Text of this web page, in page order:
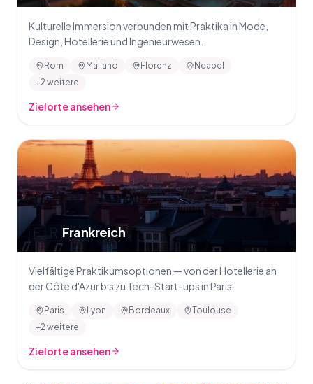
Kulturelle Immersion verbunden mit Praktika in Mode,
Design, Hotellerie und Ingenieurwesen.
Rom Mailand Florenz
Neapel
+2 weitere
Zielorte ansehen
🇫🇷 Frankreich
Vielfältige Praktikumsoptionen — von der Hotellerie an
der Côte d'Azur bis zu Tech-Start-ups in Paris.
Paris Lyon Bordeaux
Toulouse
+2 weitere
Zielorte ansehen